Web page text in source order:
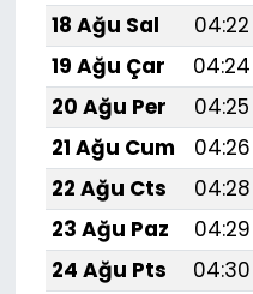
18 Ağu Sal
04:22
19 Ağu Çar
04:24
20 Ağu Per
04:25
21 Ağu Cum
04:26
22 Ağu Cts
04:28
23 Ağu Paz
04:29
24 Ağu Pts
04:30